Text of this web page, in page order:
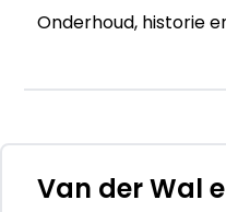
Onderhoud, historie
Financiële informatie
BTW/marge: BTW
ondernemers
Van der Wal